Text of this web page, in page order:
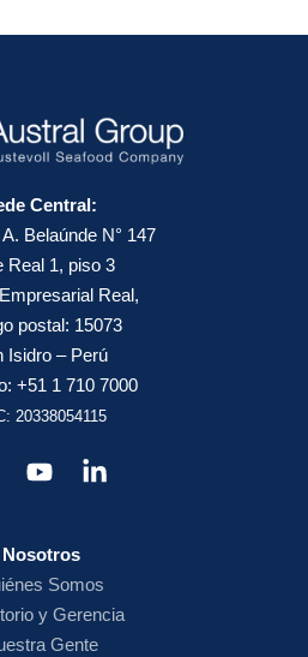
Central:
Belaúnde N° 147
Real 1, piso 3
Real,
postal: 15073
Isidro – Perú
+51 1 710 7000
20338054115
Nosotros
Somos
y Gerencia
Gente